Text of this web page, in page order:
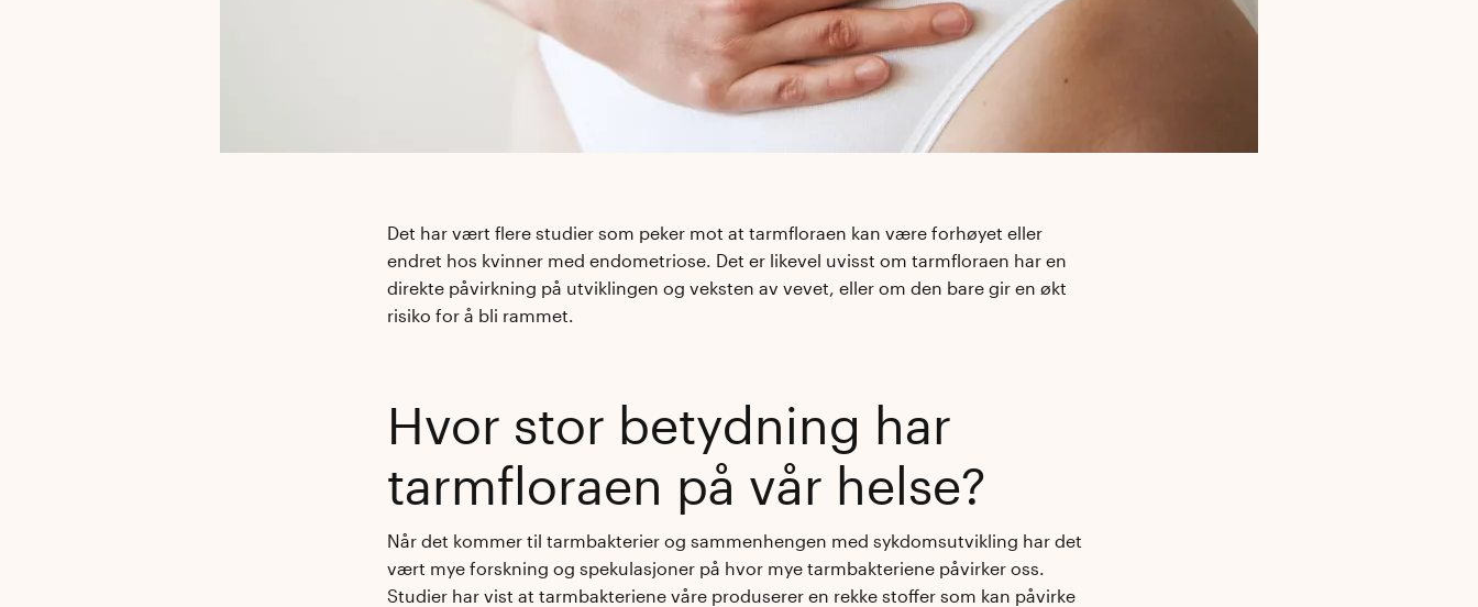
Det har vært flere studier som peker mot at tarmfloraen kan være forhøyet eller
endret hos kvinner med endometriose. Det er likevel uvisst om tarmfloraen har en
direkte påvirkning på utviklingen og veksten av vevet, eller om den bare gir en økt
risiko for å bli rammet.
Hvor stor betydning har
tarmfloraen på vår helse?
Når det kommer til tarmbakterier og sammenhengen med sykdomsutvikling har det
vært mye forskning og spekulasjoner på hvor mye tarmbakteriene påvirker oss.
Studier har vist at tarmbakteriene våre produserer en rekke stoffer som kan påvirke